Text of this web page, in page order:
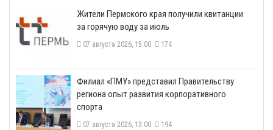
​Жители Пермского края получили квитанции
за горячую воду за июль
07 августа 2026, 15:00 174
​Филиал «ПМУ» представил Правительству
региона опыт развития корпоративного
спорта
07 августа 2026, 13:00 194